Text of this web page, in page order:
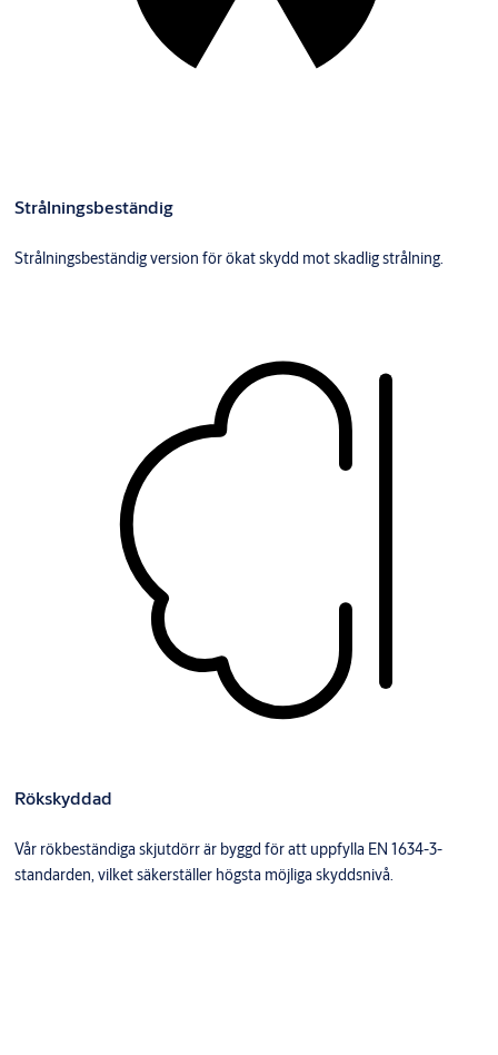
Strålningsbeständig
Strålningsbeständig version för ökat skydd mot skadlig strålning.
Rökskyddad
Vår rökbeständiga skjutdörr är byggd för att uppfylla EN 1634-3-
standarden, vilket säkerställer högsta möjliga skyddsnivå.